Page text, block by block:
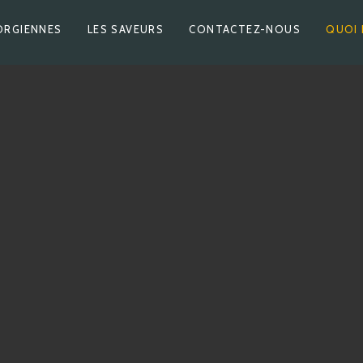
LES SAVEURS CONTACTEZ-NOUS QUOI